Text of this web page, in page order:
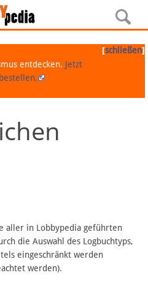
[schließen]
entdecken. Jetzt
aller in Lobbypedia geführten
die Auswahl des Logbuchtyps,
eingeschränkt werden
werden).